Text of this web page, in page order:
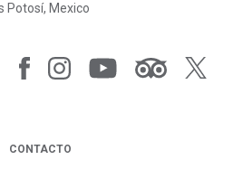
Potosí, Mexico
CONTACTO